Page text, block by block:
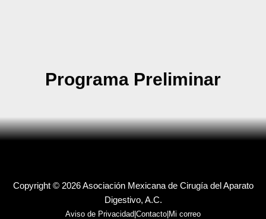
Programa Preliminar
.
Copyright © 2026 Asociación Mexicana de Cirugía del Aparato
Digestivo, A.C.
Aviso de Privacidad Contacto Mi correo